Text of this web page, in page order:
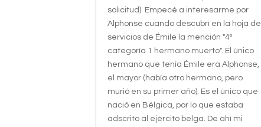
solicitud). Empecé a interesarme por
Alphonse cuando descubrí en la hoja de
servicios de Émile la mención "4º
categoría 1 hermano muerto". El único
hermano que tenía Émile era Alphonse,
el mayor (había otro hermano, pero
murió en su primer año). Es el único que
nació en Bélgica, por lo que estaba
adscrito al ejército belga. De ahí mi